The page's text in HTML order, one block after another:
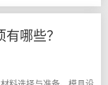
哪些？